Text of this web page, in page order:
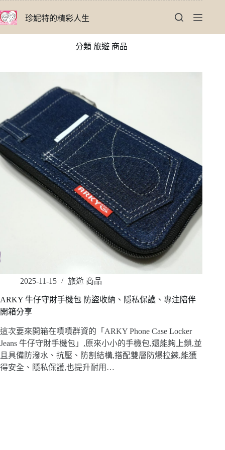
至
珍妮特的精彩人生
分類 旅遊 商品
2025-11-15 旅遊 商品
ARKY 牛仔守財手機包 防盜收納、隱私保護、專注陪伴
開箱分享
這次要來開箱在嘖嘖群資的「ARKY Phone Case Locker
Jeans 牛仔守財手機包」,原來小小的手機包,還能夠上鎖,並
且具備防潑水、抗壓、防割結構,搭配雙層防爆拉鍊,能獲
得安全、隱私保護,也提升耐用…